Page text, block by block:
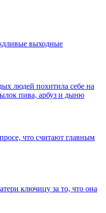
выходные
людей похитила себе на
пива, арбуз и дыню
что считают главным
ключицу за то, что она